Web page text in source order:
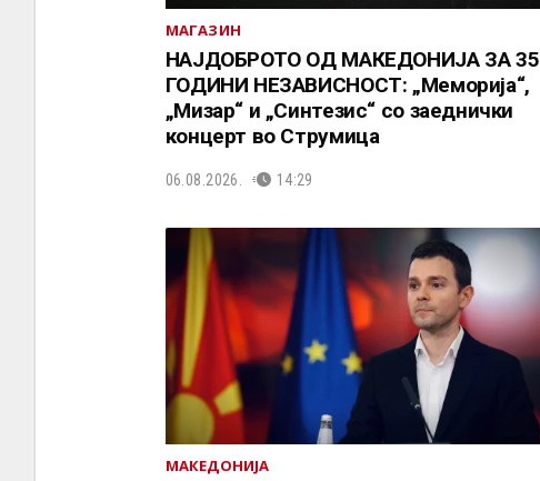
МАГАЗИН
НАЈДОБРОТО ОД МАКЕДОНИЈА ЗА 35
ГОДИНИ НЕЗАВИСНОСТ: „Меморија“,
„Мизар“ и „Синтезис“ со заеднички
концерт во Струмица
06.08.2026. 14:29
МАКЕДОНИЈА